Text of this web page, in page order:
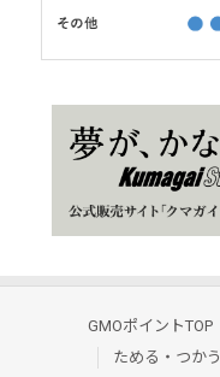
GMOポイントTOP
ためる・つかう